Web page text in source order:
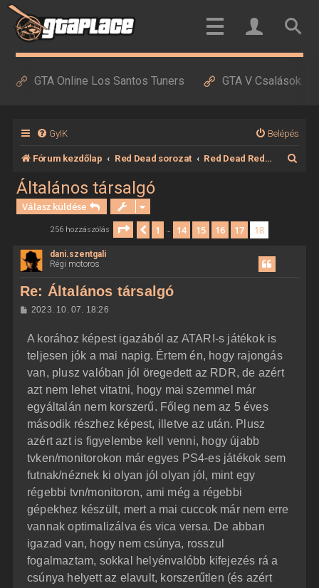
GTA Online Los Santos Tuners GTA V Csalások
GyIK Belépés
Fórum kezdőlap Red Dead sorozat Red Dead Redemption
Általános társalgó
Válasz küldése
256 hozzászólás Oldal: 18/ 18
Előző
1 … 14 15 16 17 18
dani.szentgali
Régi motoros
Re: Általános társalgó
H
z
s
z
ó
l
s
2023. 10. 07. 18:26
A korához képest igazából az ATARI-s játékok is
teljesen jók a mai napig. Értem én, hogy rajongás
van, plusz valóban jól öregedett az RDR, de azért
azt nem lehet vitatni, hogy mai szemmel már
egyáltalán nem korszerű. Főleg nem az 5 éves
második részhez képest, illetve az után. Plusz
azért azt is figyelembe kell venni, hogy újabb
tvken/monitorokon már egyes PS4-es játékok sem
futnak/néznek ki olyan jól olyan jól, mint egy
régebbi tvn/monitoron, ami még a régebbi
gépekhez készült, mert a mai cuccok már nem erre
vannak optimalizálva és vica versa. De abban
igazad van, hogy nem csúnya, rosszul
fogalmaztam, sokkal helyénvalóbb kifejezés rá a
csúnya helyett az elavult, korszerűtlen (és azért